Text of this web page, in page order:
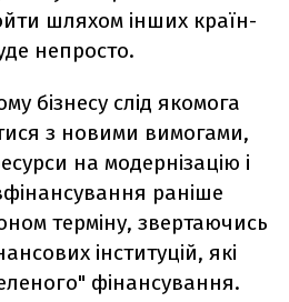
шляхом інших країн-
непросто.
бізнесу слід якомога
з новими вимогами,
на модернізацію і
раніше
терміну, звертаючись
інституцій, які
фінансування.